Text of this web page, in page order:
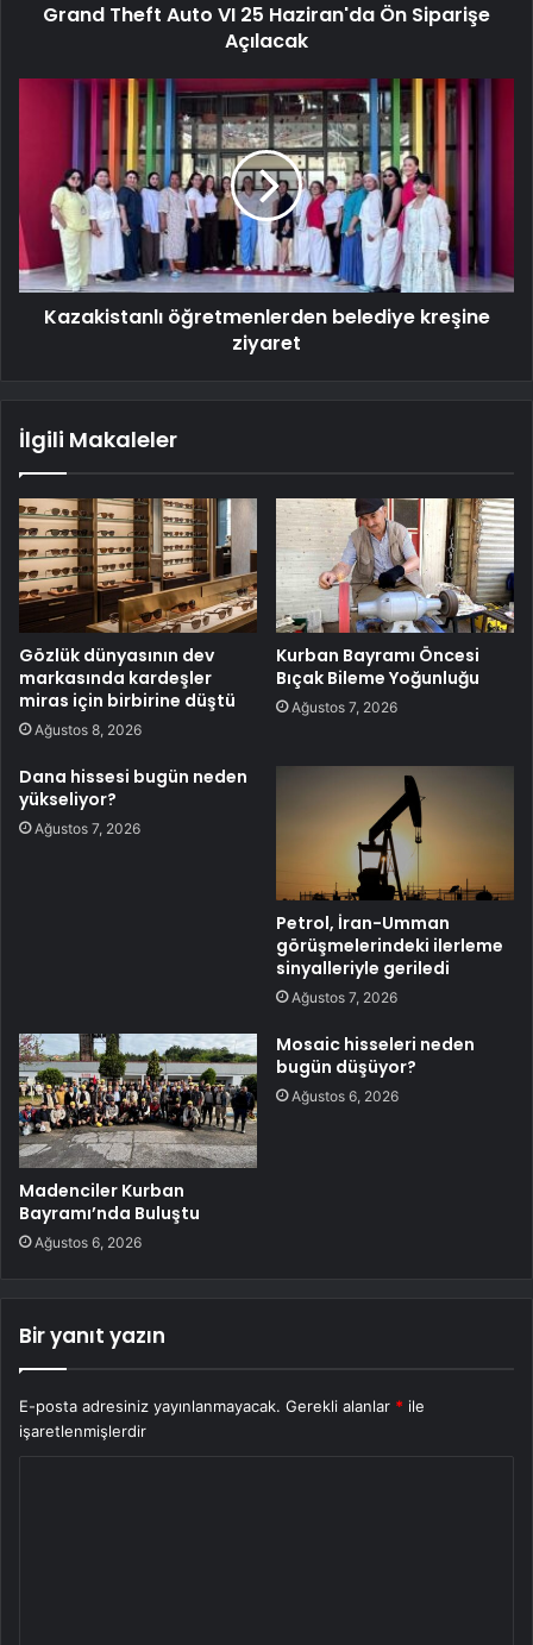
Grand Theft Auto VI 25 Haziran'da Ön Siparişe
Açılacak
Kazakistanlı öğretmenlerden belediye kreşine
ziyaret
İlgili Makaleler
Gözlük dünyasının dev
markasında kardeşler
miras için birbirine düştü
Ağustos 8, 2026
Kurban Bayramı Öncesi
Bıçak Bileme Yoğunluğu
Ağustos 7, 2026
Dana hissesi bugün neden
yükseliyor?
Ağustos 7, 2026
Petrol, İran-Umman
görüşmelerindeki ilerleme
sinyalleriyle geriledi
Ağustos 7, 2026
Madenciler Kurban
Bayramı’nda Buluştu
Ağustos 6, 2026
Mosaic hisseleri neden
bugün düşüyor?
Ağustos 6, 2026
Bir yanıt yazın
E-posta adresiniz yayınlanmayacak. Gerekli alanlar * ile
işaretlenmişlerdir